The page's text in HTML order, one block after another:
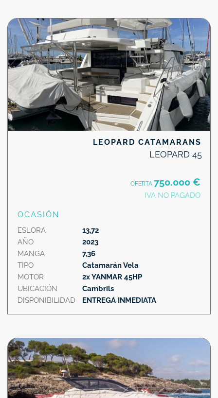
LEOPARD CATAMARANS
LEOPARD 45
OFERTA 750.000 €
IVA NO PAGADO
OCASIÓN
ESLORA
AÑO
MANGA
TIPO
MOTOR
UBICACIÓN
DISPONIBILIDAD
13,72
2023
7,36
Catamarán Vela
2x YANMAR 45HP
Cambrils
ENTREGA INMEDIATA